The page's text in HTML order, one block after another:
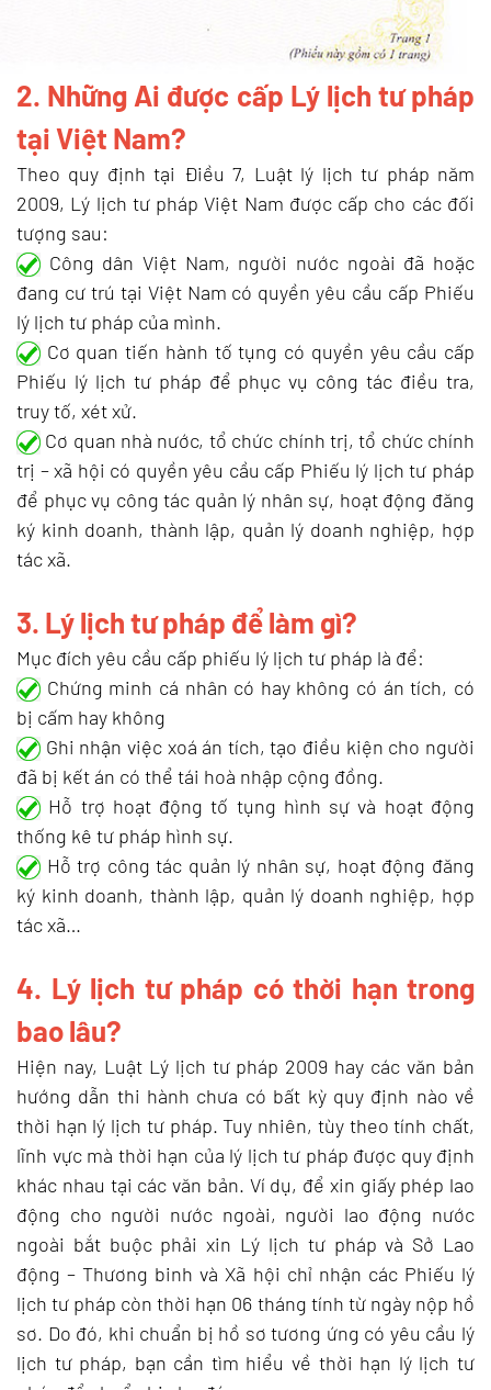
2. Những Ai được cấp Lý lịch tư pháp
tại Việt Nam?
Theo quy định tại Điều 7, Luật lý lịch tư pháp năm
2009, Lý lịch tư pháp Việt Nam được cấp cho các đối
tượng sau:
Công dân Việt Nam, người nước ngoài đã hoặc
đang cư trú tại Việt Nam có quyền yêu cầu cấp Phiếu
lý lịch tư pháp của mình.
Cơ quan tiến hành tố tụng có quyền yêu cầu cấp
Phiếu lý lịch tư pháp để phục vụ công tác điều tra,
truy tố, xét xử.
Cơ quan nhà nước, tổ chức chính trị, tổ chức chính
trị – xã hội có quyền yêu cầu cấp Phiếu lý lịch tư pháp
để phục vụ công tác quản lý nhân sự, hoạt động đăng
ký kinh doanh, thành lập, quản lý doanh nghiệp, hợp
tác xã.
3. Lý lịch tư pháp để làm gì?
Mục đích yêu cầu cấp phiếu lý lịch tư pháp là để:
Chứng minh cá nhân có hay không có án tích, có
bị cấm hay không
Ghi nhận việc xoá án tích, tạo điều kiện cho người
đã bị kết án có thể tái hoà nhập cộng đồng.
Hỗ trợ hoạt động tố tụng hình sự và hoạt động
thống kê tư pháp hình sự.
Hỗ trợ công tác quản lý nhân sự, hoạt động đăng
ký kinh doanh, thành lập, quản lý doanh nghiệp, hợp
tác xã…
4. Lý lịch tư pháp có thời hạn trong
bao lâu?
Hiện nay, Luật Lý lịch tư pháp 2009 hay các văn bản
hướng dẫn thi hành chưa có bất kỳ quy định nào về
thời hạn lý lịch tư pháp.Tuy nhiên, tùy theo tính chất,
lĩnh vực mà thời hạn của lý lịch tư pháp được quy định
khác nhau tại các văn bản. Ví dụ, để xin giấy phép lao
động cho người nước ngoài, người lao động nước
ngoài bắt buộc phải xin Lý lịch tư pháp và Sở Lao
động – Thương binh và Xã hội chỉ nhận các Phiếu lý
lịch tư pháp còn thời hạn 06 tháng tính từ ngày nộp hồ
sơ. Do đó, khi chuẩn bị hồ sơ tương ứng có yêu cầu lý
lịch tư pháp, bạn cần tìm hiểu về thời hạn lý lịch tư